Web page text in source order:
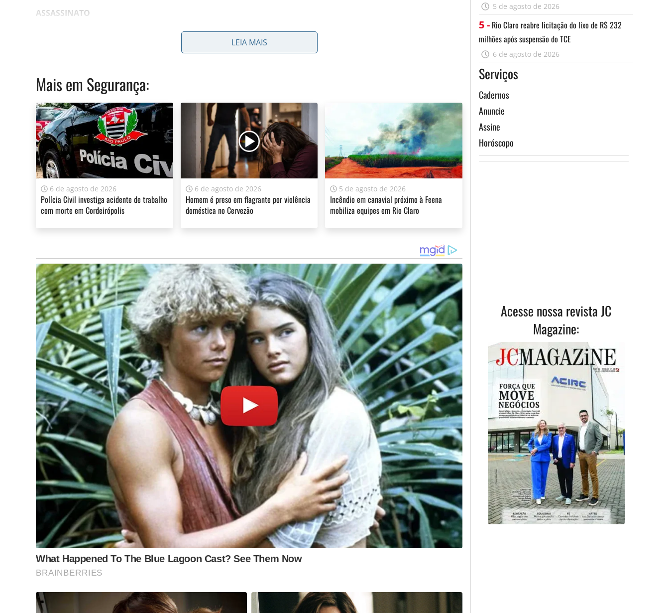
ASSASSINATO
O cabeleireiro Bruno Lira dos Santos, 25 anos,foi morto a tiros na tarde de quinta-feira (16)
frustrada tentativa de assalto na Rua 1, no Residencial Vila Verde. Testemunhas contaram aos policiais
polícia diz que o assassino estaria de capacete
A sua assinatura é fundamental para continuarmos a oferecer informação de qualidade e credibilidade. Apoie o jornalismo
do Jornal Cidade. Clique aqui
YouTube Assine
LEIA MAIS
Mais emSegurança:
6 de agosto de 2026
Polícia Civil investiga acidente de trabalho
com morte em Cordeirópolis
6 de agosto de 2026
Homem é preso em flagrante por violência
doméstica no Cervezão
5 de agosto de 2026
Incêndio em canavial próximo à Feena
mobiliza equipes em Rio Claro
5 de agosto de 2026
5 - Rio Claro reabre licitação do lixo de R$ 232
milhões após suspensão do TCE
6 de agosto de 2026
Serviços
Cadernos
Anuncie
Assine
Horóscopo
Acesse nossa revista JC
Magazine: